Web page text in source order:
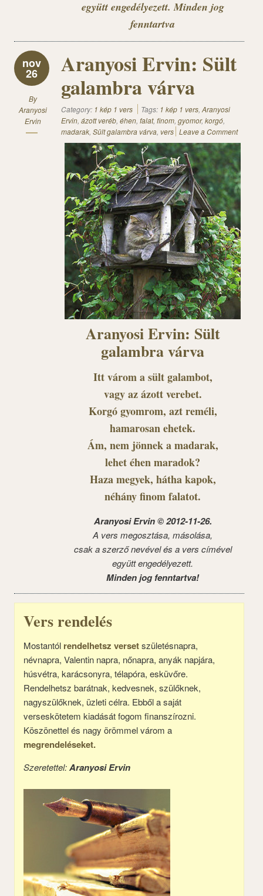
együtt engedélyezett. Minden jog
fenntartva
nov
26
By
Aranyosi
Ervin
Aranyosi Ervin: Sült
galambra várva
Category: 1 kép 1 vers Tags: 1 kép 1 vers, Aranyosi
Ervin, ázott veréb, éhen, falat, finom, gyomor, korgó,
madarak, Sült galambra várva, vers Leave a Comment
Aranyosi Ervin: Sült
galambra várva
Itt várom a sült galambot,
vagy az ázott verebet.
Korgó gyomrom, azt reméli,
hamarosan ehetek.
Ám, nem jönnek a madarak,
lehet éhen maradok?
Haza megyek, hátha kapok,
néhány finom falatot.
Aranyosi Ervin © 2012-11-26.
A vers megosztása, másolása,
csak a szerző nevével és a vers címével
együtt engedélyezett.
Minden jog fenntartva!
Vers rendelés
Mostantól rendelhetsz versetszületésnapra,
névnapra, Valentin napra, nőnapra, anyák napjára,
húsvétra, karácsonyra, télapóra, esküvőre.
Rendelhetsz barátnak, kedvesnek, szülőknek,
nagyszülőknek, üzleti célra. Ebből a saját
verseskötetem kiadását fogom finanszírozni.
Köszönettel és nagy örömmel várom a
megrendeléseket.
Szeretettel:Aranyosi Ervin